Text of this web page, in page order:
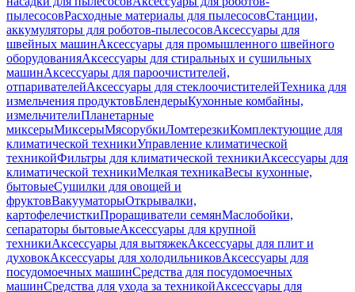
пылесосовРасходные материалы для пылесосовСтанции,
аккумуляторы для роботов-пылесосовАксессуары для
швейных машинАксессуары для промышленного швейного
оборудованияАксессуары для стиральных и сушильных
машинАксессуары для пароочистителей,
отпаривателейАксессуары для стеклоочистителейТехника для
измельчения продуктовБлендерыКухонные комбайны,
измельчителиПланетарные
миксерыМиксерыМясорубкиЛомтерезкиКомплектующие для
климатической техникиУправление климатической
техникойФильтры для климатической техникиАксессуары для
климатической техникиМелкая техникаВесы кухонные,
бытовыеСушилки для овощей и
фруктовВакууматорыОткрывалки,
картофелечисткиПроращиватели семянМаслобойки,
сепараторы бытовыеАксессуары для крупной
техникиАксессуары для вытяжекАксессуары для плит и
духовокАксессуары для холодильниковАксессуары для
посудомоечных машинСредства для посудомоечных
машинСредства для ухода за техникойАксессуары для